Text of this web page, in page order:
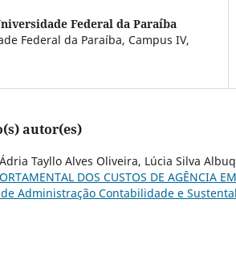
Federal da Paraíba
Federal da Paraíba, Campus IV,
autor(es)
Tayllo Alves Oliveira, Lúcia Silva
DOS CUSTOS DE AGÊNCIA
de Administração Contabilidade e